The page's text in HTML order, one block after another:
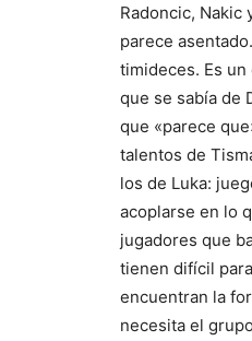
Radoncic, Nakic
parece
timideces. Es
que se sabía de
que «parece
talentos de
los de Luka:
acoplarse en lo
jugadores que
tienen difícil
encuentran la
necesita el